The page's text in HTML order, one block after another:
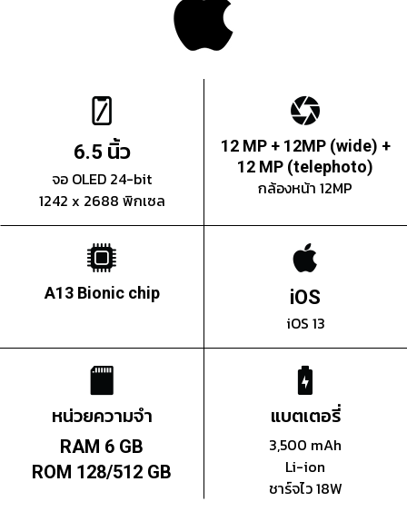
6.5 นิ้ว
จอ OLED 24-bit
1242 x 2688 พิกเซล
12 MP + 12MP (wide) +
12 MP (telephoto)
กล้องหน้า 12MP
A13 Bionic chip iOS
iOS 13
หน่วยความจำ
RAM 6 GB
ROM 128/512 GB
แบตเตอรี่
3,500 mAh
Li-ion
ชาร์จไว 18W